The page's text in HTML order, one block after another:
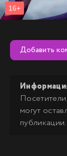
Добавить
могут
публикации.